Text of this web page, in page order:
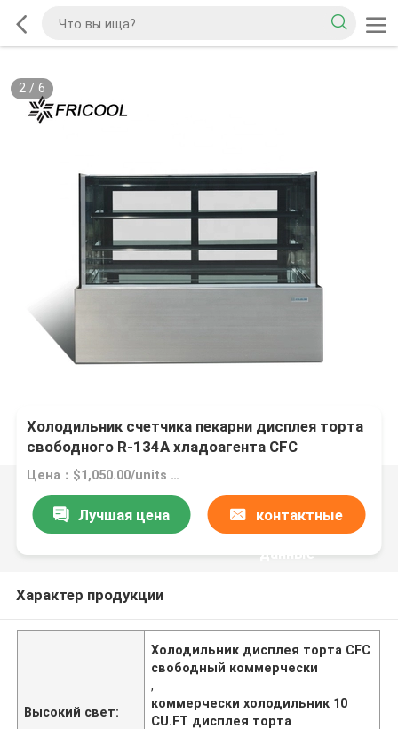
2/ 6
Холодильник счетчика пекарни дисплея торта
свободного R-134A хладоагента CFC
коммерчески
Цена：$1,050.00/units 1-4 units
Лучшая цена контактные
данные
Характер продукции
Высокий свет:
Холодильник дисплея торта CFC
свободный коммерчески
,
коммерчески холодильник 10
CU.FT дисплея торта